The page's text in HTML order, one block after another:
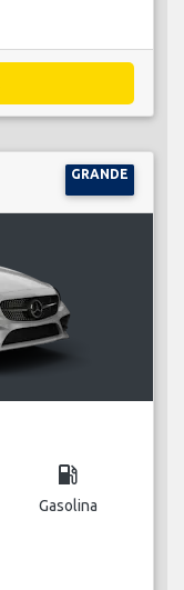
GRANDE
local_gas_station
Gasolina